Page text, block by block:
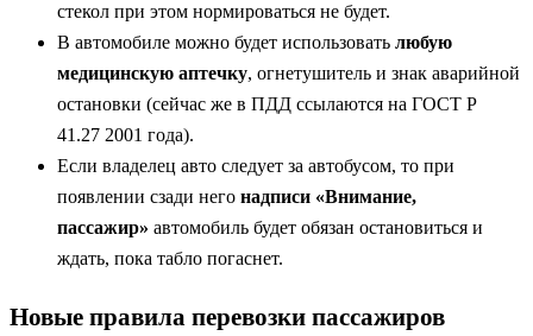
стекол при этом нормироваться не будет.
В автомобиле можно будет использовать любую
медицинскую аптечку, огнетушитель и знак аварийной
остановки (сейчас же в ПДД ссылаются на ГОСТ Р
41.27 2001 года).
Если владелец авто следует за автобусом, то при
появлении сзади него надписи «Внимание,
пассажир» автомобиль будет обязан остановиться и
ждать, пока табло погаснет.
Новые правила перевозки пассажиров